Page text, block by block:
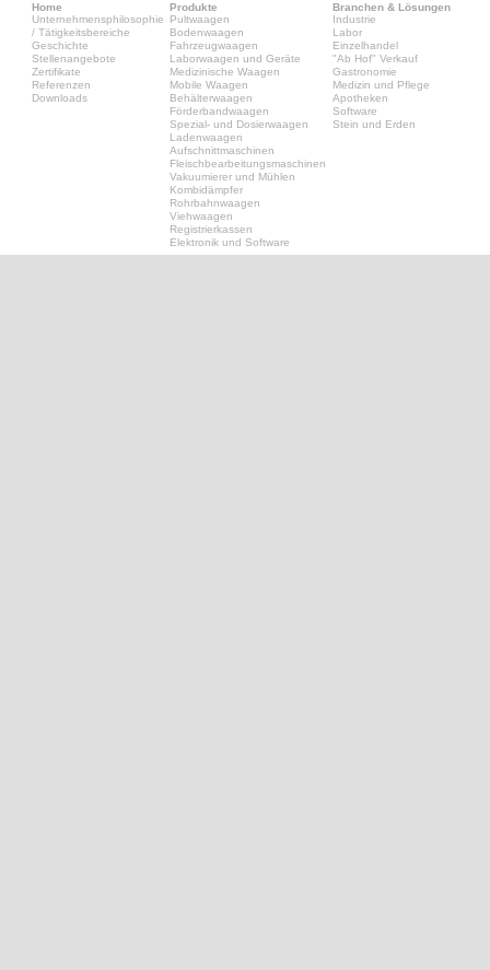
Home
Unternehmensphilosophie
/ Tätigkeitsbereiche
Geschichte
Stellenangebote
Zertifikate
Referenzen
Downloads
Produkte
Pultwaagen
Bodenwaagen
Fahrzeugwaagen
Laborwaagen und Geräte
Medizinische Waagen
Mobile Waagen
Behälterwaagen
Förderbandwaagen
Spezial- und Dosierwaagen
Ladenwaagen
Aufschnittmaschinen
Fleischbearbeitungsmaschinen
Vakuumierer und Mühlen
Kombidämpfer
Rohrbahnwaagen
Viehwaagen
Registrierkassen
Elektronik und Software
Branchen & Lösungen
Industrie
Labor
Einzelhandel
"Ab Hof" Verkauf
Gastronomie
Medizin und Pflege
Apotheken
Software
Stein und Erden